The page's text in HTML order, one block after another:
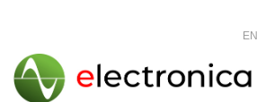
EN